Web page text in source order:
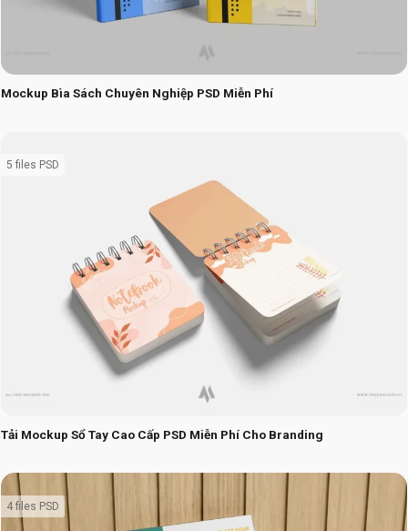
Mockup Bìa Sách Chuyên Nghiệp PSD Miễn Phí
Tải Mockup Sổ Tay Cao Cấp PSD Miễn Phí Cho Branding
5 files PSD
4 files PSD